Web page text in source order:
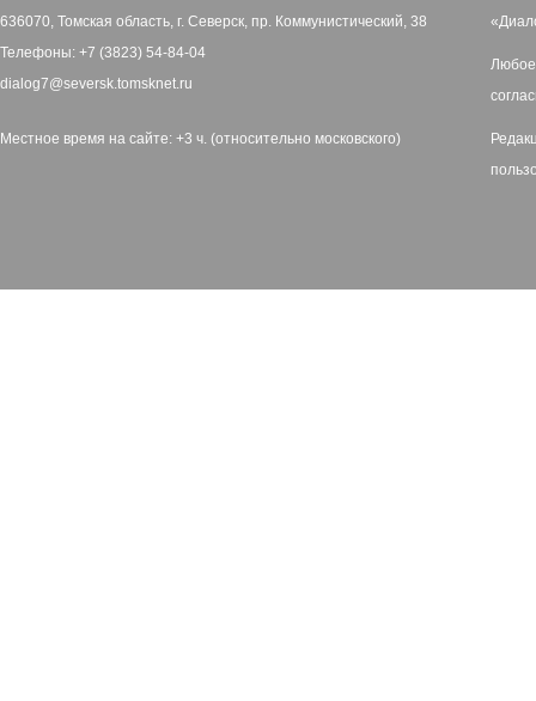
636070, Томская область, г. Северск, пр. Коммунистический, 38
Телефоны: +7 (3823) 54-84-04
dialog7@seversk.tomsknet.ru
Местное время на сайте: +3 ч. (относительно московского)
Любое